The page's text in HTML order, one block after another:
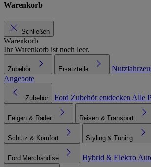
Warenkorb
Schließen
Warenkorb
Ihr Warenkorb ist noch leer.
Zubehör Ersatzteile
Angebote
Zubehör Ford Zubehör entdecken Alle
Felgen & Räder Reisen & Transport
Schutz & Komfort Styling & Tuning
Ford Merchandise Hybrid & Elektro